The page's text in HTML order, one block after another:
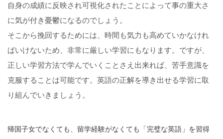
自身の成績に反映され可視化されたことによって事の重大さ
に気が付き憂鬱になるのでしょう。
そこから挽回するためには、時間も気力も高めていかなけれ
ばいけないため、非常に厳しい学習にもなります。ですが、
正しい学習方法で学んでいくことさえ出来れば、苦手意識を
克服することは可能です。英語の正解を導き出せる学習に取
り組んでいきましょう。
帰国子女でなくても、留学経験がなくても「完璧な英語」を習得